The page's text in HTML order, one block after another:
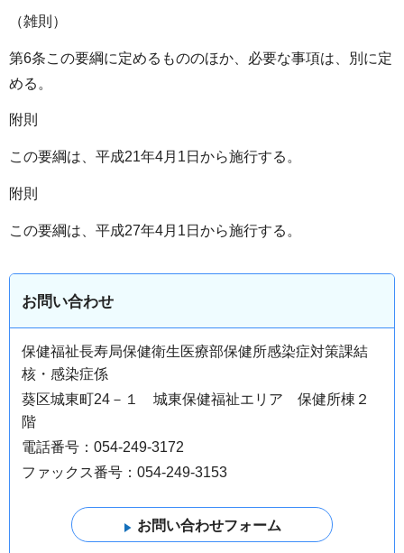
（雑則）
第6条この要綱に定めるもののほか、必要な事項は、別に定
める。
附則
この要綱は、平成21年4月1日から施行する。
附則
この要綱は、平成27年4月1日から施行する。
お問い合わせ
保健福祉長寿局保健衛生医療部保健所感染症対策課結
核・感染症係
葵区城東町24－１ 城東保健福祉エリア 保健所棟２
階
電話番号：054-249-3172
ファックス番号：054-249-3153